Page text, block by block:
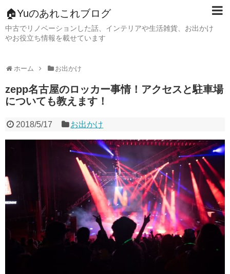
🏠Yuのあれこれブログ
中古でリノベーションした話、インテリアや生活雑貨、お出かけ
やお役立ち情報を載せています
ホーム お出かけ
zepp名古屋のロッカー事情！アクセスと駐車場
についても教えます！
2018/5/17 お出かけ